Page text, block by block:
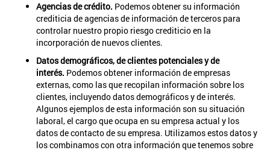
Agencias de crédito. Podemos obtener su información
crediticia de agencias de información de terceros para
controlar nuestro propio riesgo crediticio en la
incorporación de nuevos clientes.
Datos demográficos, de clientes potenciales y de
interés. Podemos obtener información de empresas
externas, como las que recopilan información sobre los
clientes, incluyendo datos demográficos y de interés.
Algunos ejemplos de esta información son su situación
laboral, el cargo que ocupa en su empresa actual y los
datos de contacto de su empresa. Utilizamos estos datos y
los combinamos con otra información que tenemos sobre